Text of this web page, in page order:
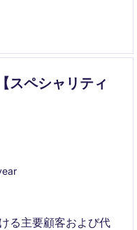
属する役割であり、
）と連携しながら戦
スペシャリティ
る主要顧客および代